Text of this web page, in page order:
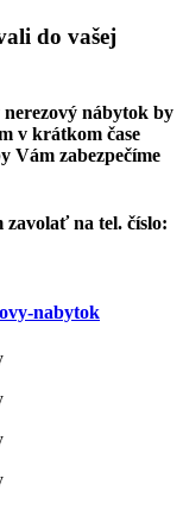
do vašej
nerezový nábytok by
v krátkom čase
Vám zabezpečíme
zavolať na tel. číslo:
nabytok